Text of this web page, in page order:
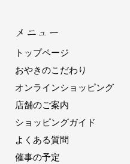
メニュー
トップページ
おやきのこだわり
オンラインショッピング
店舗のご案内
ショッピングガイド
よくある質問
催事の予定